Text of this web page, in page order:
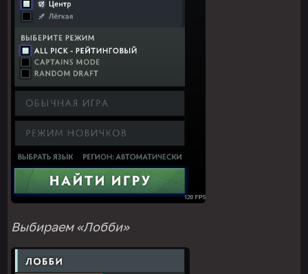
Выбираем «Лобби»